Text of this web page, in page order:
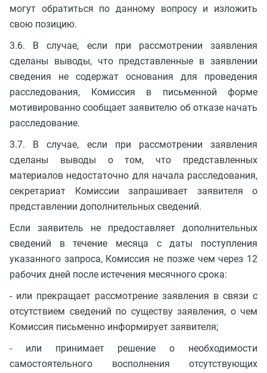
могут обратиться по данному вопросу и изложить
свою позицию.
3.6. В случае, если при рассмотрении заявления
сделаны выводы, что представленные в заявлении
сведения не содержат основания для проведения
расследования, Комиссия в письменной форме
мотивированно сообщает заявителю об отказе начать
расследование.
3.7. В случае, если при рассмотрении заявления
сделаны выводы о том, что представленных
материалов недостаточно для начала расследования,
секретариат Комиссии запрашивает заявителя о
представлении дополнительных сведений.
Если заявитель не предоставляет дополнительных
сведений в течение месяца с даты поступления
указанного запроса, Комиссия не позже чем через 12
рабочих дней после истечения месячного срока:
- или прекращает рассмотрение заявления в связи с
отсутствием сведений по существу заявления, о чем
Комиссия письменно информирует заявителя;
- или принимает решение о необходимости
самостоятельного восполнения отсутствующих